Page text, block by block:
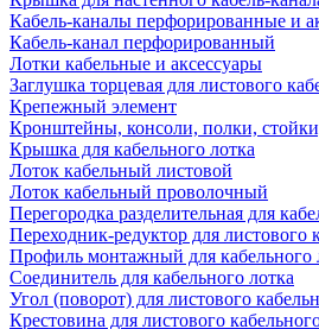
Кабель-каналы перфорированные и
Кабель-канал перфорированный
Лотки кабельные и аксессуары
Заглушка торцевая для листового
Крепежный элемент
Кронштейны, консоли, полки,
Крышка для кабельного лотка
Лоток кабельный листовой
Лоток кабельный проволочный
Перегородка разделительная для
Переходник-редуктор для листового
Профиль монтажный для кабельного
Соединитель для кабельного лотка
Угол (поворот) для листового
Крестовина для листового